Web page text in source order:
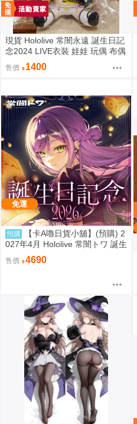
現貨 Hololive 常闇永遠 誕生日記
念2024 LIVE衣裝 娃娃 玩偶 布偶
常闇トワ トワ様ぬいぐるみ BY
ライブ衣装
售價 1400
免運
預購
【卡A嚕日貨小舖】(預購) 2
027年4月 Hololive 常闇トワ 誕生
日記念2026
售價 4690